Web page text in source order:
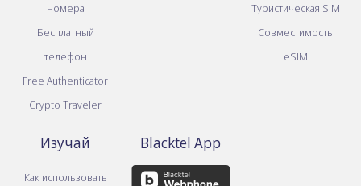
номера
Бесплатный
телефон
Free Authenticator
Crypto Traveler
Туристическая SIM
Совместимость
eSIM
Изучай
Как использовать
Blacktel App